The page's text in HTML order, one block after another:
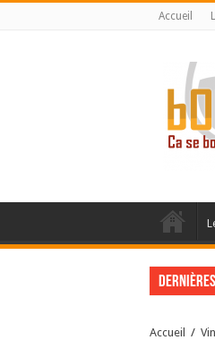
Accueil
Accueil / Vin